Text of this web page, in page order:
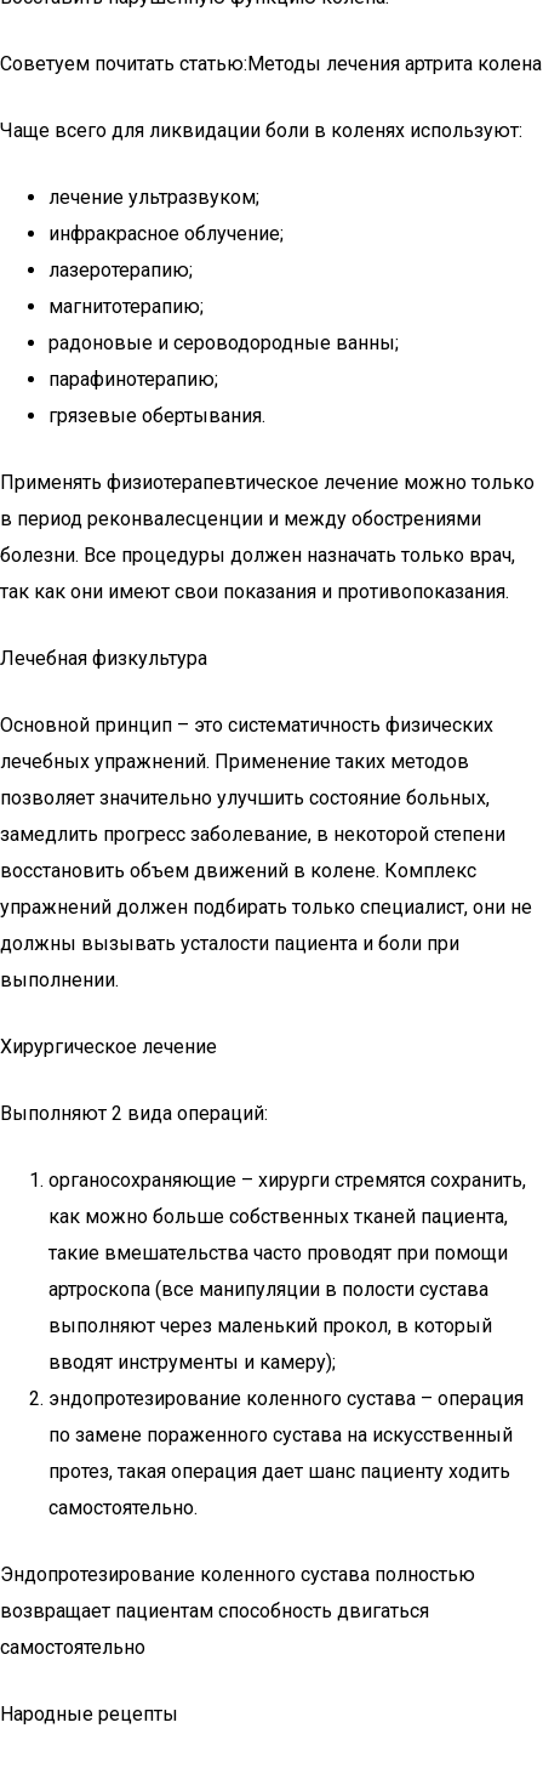
Советуем почитать статью:Методы лечения артрита колена
Чаще всего для ликвидации боли в коленях используют:
лечение ультразвуком;
инфракрасное облучение;
лазеротерапию;
магнитотерапию;
радоновые и сероводородные ванны;
парафинотерапию;
грязевые обертывания.
Применять физиотерапевтическое лечение можно только
в период реконвалесценции и между обострениями
болезни. Все процедуры должен назначать только врач,
так как они имеют свои показания и противопоказания.
Лечебная физкультура
Основной принцип – это систематичность физических
лечебных упражнений. Применение таких методов
позволяет значительно улучшить состояние больных,
замедлить прогресс заболевание, в некоторой степени
восстановить объем движений в колене. Комплекс
упражнений должен подбирать только специалист, они не
должны вызывать усталости пациента и боли при
выполнении.
Хирургическое лечение
Выполняют 2 вида операций:
органосохраняющие – хирурги стремятся сохранить,
как можно больше собственных тканей пациента,
такие вмешательства часто проводят при помощи
артроскопа (все манипуляции в полости сустава
выполняют через маленький прокол, в который
вводят инструменты и камеру);
эндопротезирование коленного сустава – операция
по замене пораженного сустава на искусственный
протез, такая операция дает шанс пациенту ходить
самостоятельно.
Эндопротезирование коленного сустава полностью
возвращает пациентам способность двигаться
самостоятельно
Народные рецепты